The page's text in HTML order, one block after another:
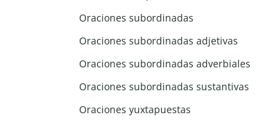
Oraciones subordinadas
Oraciones subordinadas adjetivas
Oraciones subordinadas adverbiales
Oraciones subordinadas sustantivas
Oraciones yuxtapuestas